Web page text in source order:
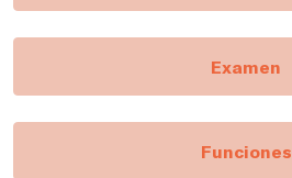
Examen
Funciones